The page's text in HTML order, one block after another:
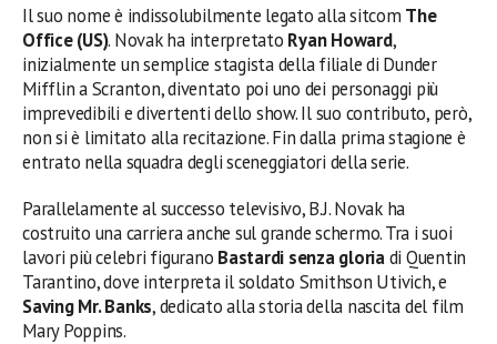
Il suo nome è indissolubilmente legato alla sitcom The
Office (US). Novak ha interpretato Ryan Howard,
inizialmente un semplice stagista della filiale di Dunder
Mifflin a Scranton, diventato poi uno dei personaggi più
imprevedibili e divertenti dello show. Il suo contributo, però,
non si è limitato alla recitazione. Fin dalla prima stagione è
entrato nella squadra degli sceneggiatori della serie.
Parallelamente al successo televisivo, B.J. Novak ha
costruito una carriera anche sul grande schermo. Tra i suoi
lavori più celebri figurano Bastardi senza gloriadi Quentin
Tarantino, dove interpreta il soldato Smithson Utivich, e
Saving Mr. Banks, dedicato alla storia della nascita del film
Mary Poppins.